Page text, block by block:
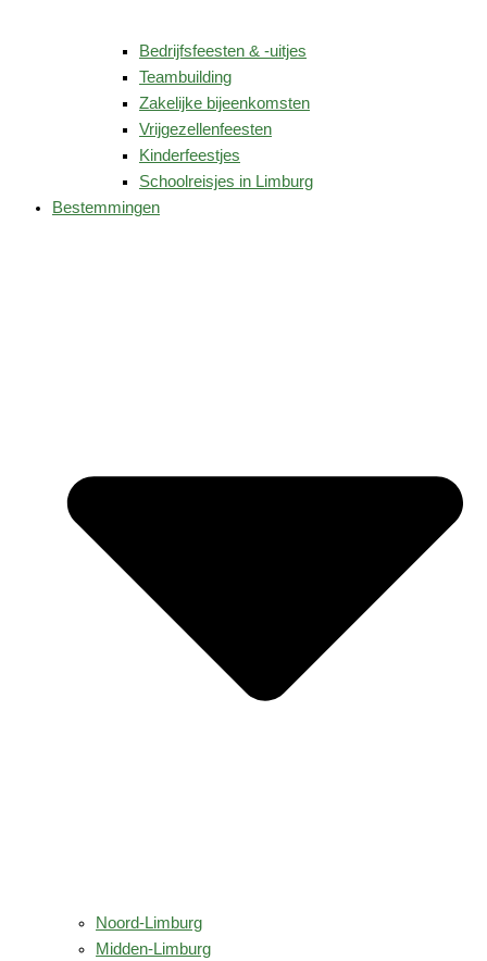
Bedrijfsfeesten & -uitjes
Teambuilding
Zakelijke bijeenkomsten
Vrijgezellenfeesten
Kinderfeestjes
Schoolreisjes in Limburg
Bestemmingen
Noord-Limburg
Midden-Limburg